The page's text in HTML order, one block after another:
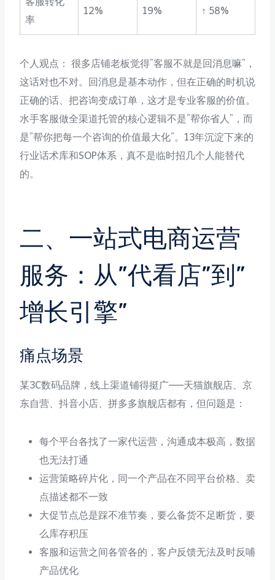
率
12% 19% ↑ 58%
个人观点： 很多店铺老板觉得”客服不就是回消息嘛”，
这话对也不对。回消息是基本动作，但在正确的时机说
正确的话、把咨询变成订单，这才是专业客服的价值。
水手客服做全渠道托管的核心逻辑不是”帮你省人”，而
是”帮你把每一个咨询的价值最大化”。13年沉淀下来的
行业话术库和SOP体系，真不是临时招几个人能替代
的。
二、一站式电商运营
服务：从”代看店”到”
增长引擎”
痛点场景
某3C数码品牌，线上渠道铺得挺广——天猫旗舰店、京
东自营、抖音小店、拼多多旗舰店都有，但问题是：
每个平台各找了一家代运营，沟通成本极高，数据
也无法打通
运营策略碎片化，同一个产品在不同平台价格、卖
点描述都不一致
大促节点总是踩不准节奏，要么备货不足断货，要
么库存积压
客服和运营之间各管各的，客户反馈无法及时反哺
产品优化